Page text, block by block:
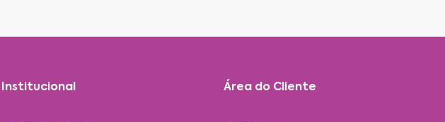
Institucional Área do Cliente